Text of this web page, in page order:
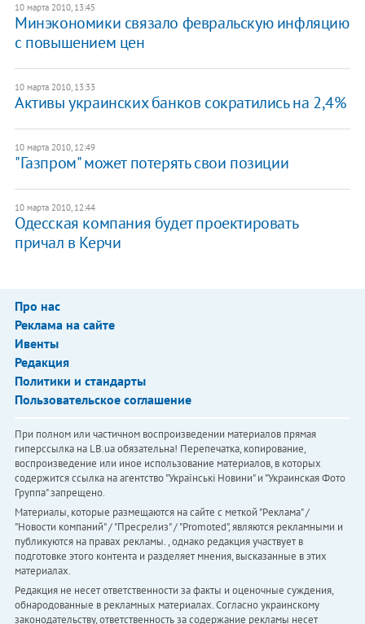
10 марта 2010, 13:45
Минэкономики связало февральскую инфляцию
с повышением цен
10 марта 2010, 13:33
Активы украинских банков сократились на 2,4%
10 марта 2010, 12:49
"Газпром" может потерять свои позиции
10 марта 2010, 12:44
Одесская компания будет проектировать
причал в Керчи
Про нас
Реклама на сайте
Ивенты
Редакция
Политики и стандарты
Пользовательское соглашение
При полном или частичном воспроизведении материалов прямая
гиперссылка на LB.ua обязательна! Перепечатка, копирование,
воспроизведение или иное использование материалов, в которых
содержится ссылка на агентство "Українськi Новини" и "Украинская Фото
Группа" запрещено.
Материалы, которые размещаются на сайте с меткой "Реклама" /
"Новости компаний" / "Пресрелиз" / "Promoted", являются рекламными и
публикуются на правах рекламы. , однако редакция участвует в
подготовке этого контента и разделяет мнения, высказанные в этих
материалах.
Редакция не несет ответственности за факты и оценочные суждения,
обнародованные в рекламных материалах. Согласно украинскому
законодательству, ответственность за содержание рекламы несет